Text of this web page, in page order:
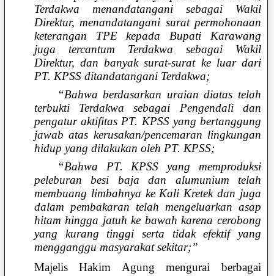
Terdakwa menandatangani sebagai Wakil
Direktur, menandatangani surat permohonaan
keterangan TPE kepada Bupati Karawang
juga tercantum Terdakwa sebagai Wakil
Direktur, dan banyak surat-surat ke luar dari
PT. KPSS ditandatangani Terdakwa;
“Bahwa berdasarkan uraian diatas telah
terbukti Terdakwa sebagai Pengendali dan
pengatur aktifitas PT. KPSS yang bertanggung
jawab atas kerusakan/pencemaran lingkungan
hidup yang dilakukan oleh PT. KPSS;
“Bahwa PT. KPSS yang memproduksi
peleburan besi baja dan alumunium telah
membuang limbahnya ke Kali Kretek dan juga
dalam pembakaran telah mengeluarkan asap
hitam hingga jatuh ke bawah karena cerobong
yang kurang tinggi serta tidak efektif yang
mengganggu masyarakat sekitar;”
Majelis Hakim Agung mengurai berbagai